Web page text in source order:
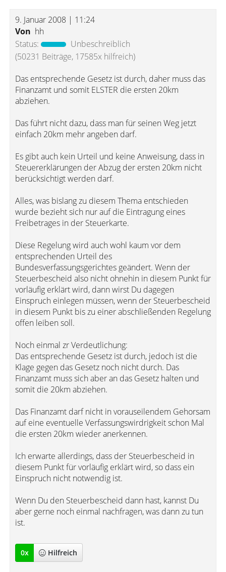
9. Januar 2008 | 11:24
Von hh
Status:
Unbeschreiblich
(50231 Beiträge, 17585x hilfreich)
Das entsprechende Gesetz ist durch, daher muss das
Finanzamt und somit ELSTER die ersten 20km
abziehen.
Das führt nicht dazu, dass man für seinen Weg jetzt
einfach 20km mehr angeben darf.
Es gibt auch kein Urteil und keine Anweisung, dass in
Steuererklärungen der Abzug der ersten 20km nicht
berücksichtigt werden darf.
Alles, was bislang zu diesem Thema entschieden
wurde bezieht sich nur auf die Eintragung eines
Freibetrages in der Steuerkarte.
Diese Regelung wird auch wohl kaum vor dem
entsprechenden Urteil des
Bundesverfassungsgerichtes geändert. Wenn der
Steuerbescheid also nicht ohnehin in diesem Punkt für
vorläufig erklärt wird, dann wirst Du dagegen
Einspruch einlegen müssen, wenn der Steuerbescheid
in diesem Punkt bis zu einer abschließenden Regelung
offen leiben soll.
Noch einmal zr Verdeutlichung:
Das entsprechende Gesetz ist durch, jedoch ist die
Klage gegen das Gesetz noch nicht durch. Das
Finanzamt muss sich aber an das Gesetz halten und
somit die 20km abziehen.
Das Finanzamt darf nicht in vorauseilendem Gehorsam
auf eine eventuelle Verfassungswirdrigkeit schon Mal
die ersten 20km wieder anerkennen.
Ich erwarte allerdings, dass der Steuerbescheid in
diesem Punkt für vorläufig erklärt wird, so dass ein
Einspruch nicht notwendig ist.
Wenn Du den Steuerbescheid dann hast, kannst Du
aber gerne noch einmal nachfragen, was dann zu tun
ist.
0x Hilfreich